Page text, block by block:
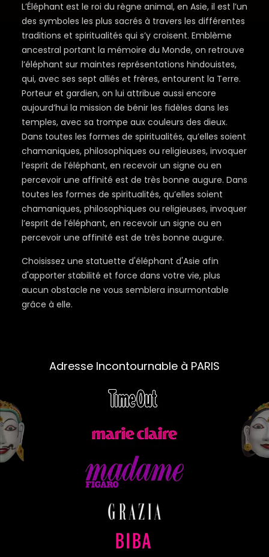
L’Éléphant est le roi du règne animal, en Asie, il est l’un
des symboles les plus sacrés à travers les différentes
traditions et spiritualités qui s’y croisent. Emblème
ancestral portant la mémoire du Monde, on retrouve
l’éléphant sur maintes représentations hindouistes,
qui, avec ses sept alliés et frères, entourent la Terre.
Porteur et gardien, on lui attribue aussi encore
aujourd’hui la mission de bénir les fidèles dans les
temples, avec sa trompe aux couleurs des dieux.
Dans toutes les formes de spiritualités, qu’elles soient
chamaniques, philosophiques ou religieuses, invoquer
l’esprit de l’éléphant, en recevoir un signe ou en
percevoir une affinité est de très bonne augure. Dans
toutes les formes de spiritualités, qu’elles soient
chamaniques, philosophiques ou religieuses, invoquer
l’esprit de l’éléphant, en recevoir un signe ou en
percevoir une affinité est de très bonne augure.
Choisissez une statuette d'éléphant d'Asie afin
d'apporter stabilité et force dans votre vie, plus
aucun obstacle ne vous semblera insurmontable
grâce à elle.
Adresse Incontournable à PARIS